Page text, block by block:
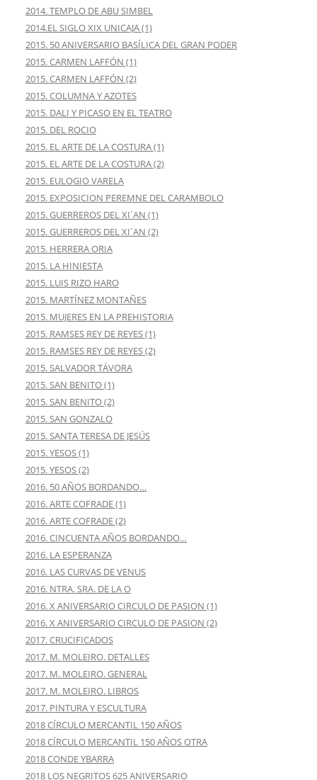
2014. TEMPLO DE ABU SIMBEL
2014.EL SIGLO XIX UNICAJA (1)
2015. 50 ANIVERSARIO BASÍLICA DEL GRAN PODER
2015. CARMEN LAFFÓN (1)
2015. CARMEN LAFFÓN (2)
2015. COLUMNA Y AZOTES
2015. DALI Y PICASO EN EL TEATRO
2015. DEL ROCIO
2015. EL ARTE DE LA COSTURA (1)
2015. EL ARTE DE LA COSTURA (2)
2015. EULOGIO VARELA
2015. EXPOSICION PEREMNE DEL CARAMBOLO
2015. GUERREROS DEL XI´AN (1)
2015. GUERREROS DEL XI´AN (2)
2015. HERRERA ORIA
2015. LA HINIESTA
2015. LUIS RIZO HARO
2015. MARTÍNEZ MONTAÑES
2015. MUJERES EN LA PREHISTORIA
2015. RAMSES REY DE REYES (1)
2015. RAMSES REY DE REYES (2)
2015. SALVADOR TÁVORA
2015. SAN BENITO (1)
2015. SAN BENITO (2)
2015. SAN GONZALO
2015. SANTA TERESA DE JESÚS
2015. YESOS (1)
2015. YESOS (2)
2016. 50 AÑOS BORDANDO…
2016. ARTE COFRADE (1)
2016. ARTE COFRADE (2)
2016. CINCUENTA AÑOS BORDANDO…
2016. LA ESPERANZA
2016. LAS CURVAS DE VENUS
2016. NTRA. SRA. DE LA O
2016. X ANIVERSARIO CIRCULO DE PASION (1)
2016. X ANIVERSARIO CIRCULO DE PASION (2)
2017. CRUCIFICADOS
2017. M. MOLEIRO. DETALLES
2017. M. MOLEIRO. GENERAL
2017. M. MOLEIRO. LIBROS
2017. PINTURA Y ESCULTURA
2018 CÍRCULO MERCANTIL 150 AÑOS
2018 CÍRCULO MERCANTIL 150 AÑOS OTRA
2018 CONDE YBARRA
2018 LOS NEGRITOS 625 ANIVERSARIO